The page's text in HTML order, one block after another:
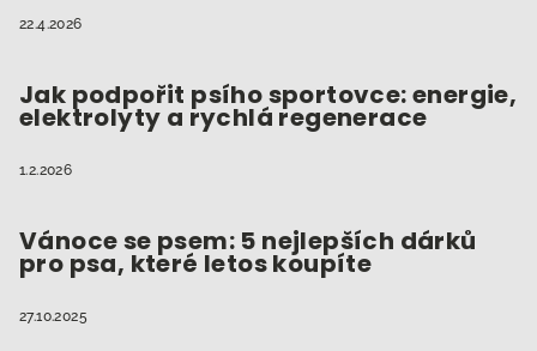
22.4.2026
Jak podpořit psího sportovce: energie,
elektrolyty a rychlá regenerace
1.2.2026
Vánoce se psem: 5 nejlepších dárků
pro psa, které letos koupíte
27.10.2025